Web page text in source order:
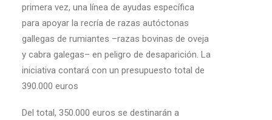
primera vez, una línea de ayudas específica
para apoyar la recría de razas autóctonas
gallegas de rumiantes –razas bovinas de oveja
y cabra galegas– en peligro de desaparición. La
iniciativa contará con un presupuesto total de
390.000 euros
Del total, 350.000 euros se destinarán a